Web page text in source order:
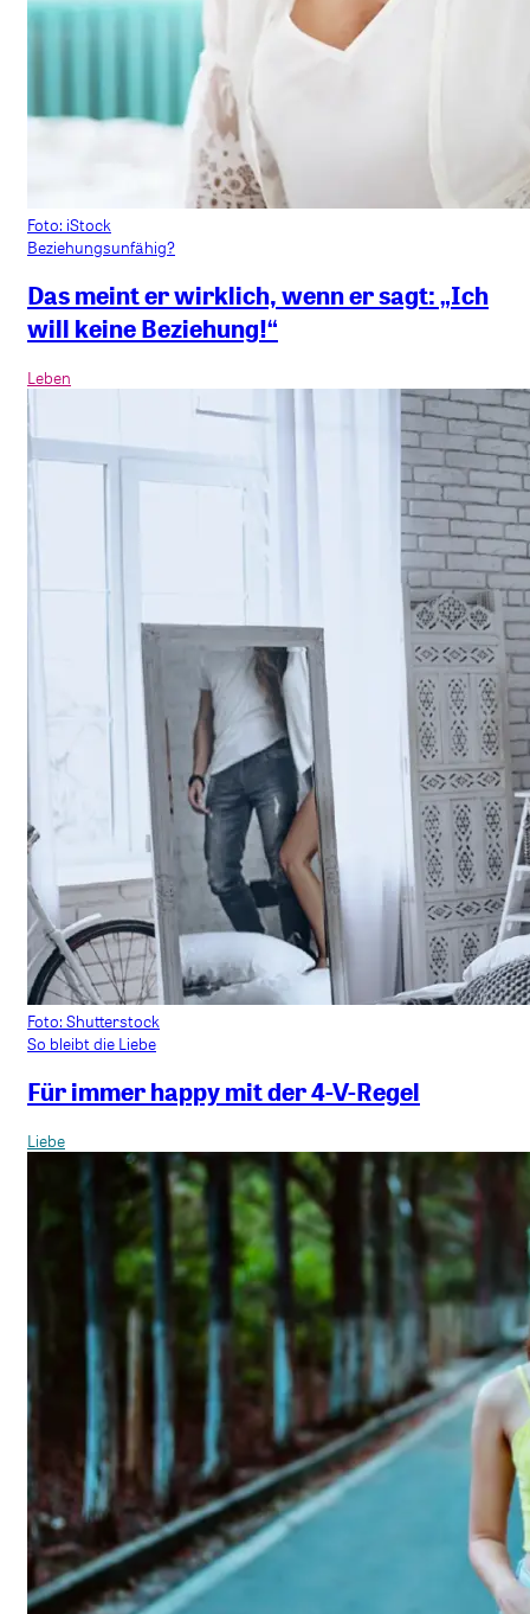
Foto: iStock
Beziehungsunfähig?
Das meint er wirklich, wenn er sagt: „Ich
will keine Beziehung!“
Leben
Foto: Shutterstock
So bleibt die Liebe
Für immer happy mit der 4-V-Regel
Liebe